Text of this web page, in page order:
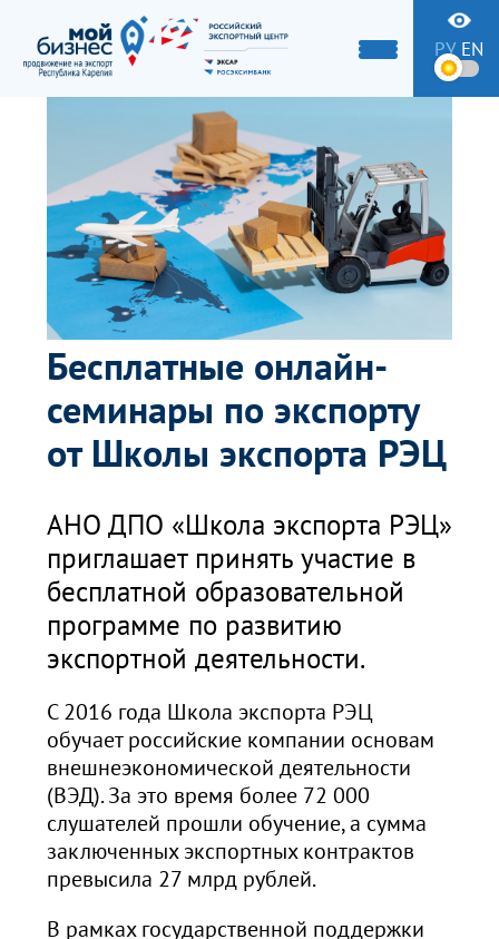
РУ EN
Бесплатные онлайн-
семинары по экспорту
от Школы экспорта РЭЦ
АНО ДПО «Школа экспорта РЭЦ»
приглашает принять участие в
бесплатной образовательной
программе по развитию
экспортной деятельности.
С 2016 года Школа экспорта РЭЦ
обучает российские компании основам
внешнеэкономической деятельности
(ВЭД). За это время более 72 000
слушателей прошли обучение, а сумма
заключенных экспортных контрактов
превысила 27 млрд рублей.
В рамках государственной поддержки